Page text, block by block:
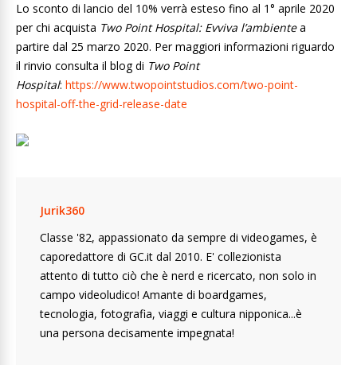
Lo sconto di lancio del 10% verrà esteso fino al 1° aprile 2020
per chi acquista Two Point Hospital: Evviva l’ambientea
partire dal 25 marzo 2020. Per maggiori informazioni riguardo
il rinvio consulta il blog di Two Point
Hospital: https://www.twopointstudios.com/two-point-
hospital-off-the-grid-release-date
Jurik360
Classe '82, appassionato da sempre di videogames, è
caporedattore di GC.it dal 2010. E' collezionista
attento di tutto ciò che è nerd e ricercato, non solo in
campo videoludico! Amante di boardgames,
tecnologia, fotografia, viaggi e cultura nipponica...è
una persona decisamente impegnata!